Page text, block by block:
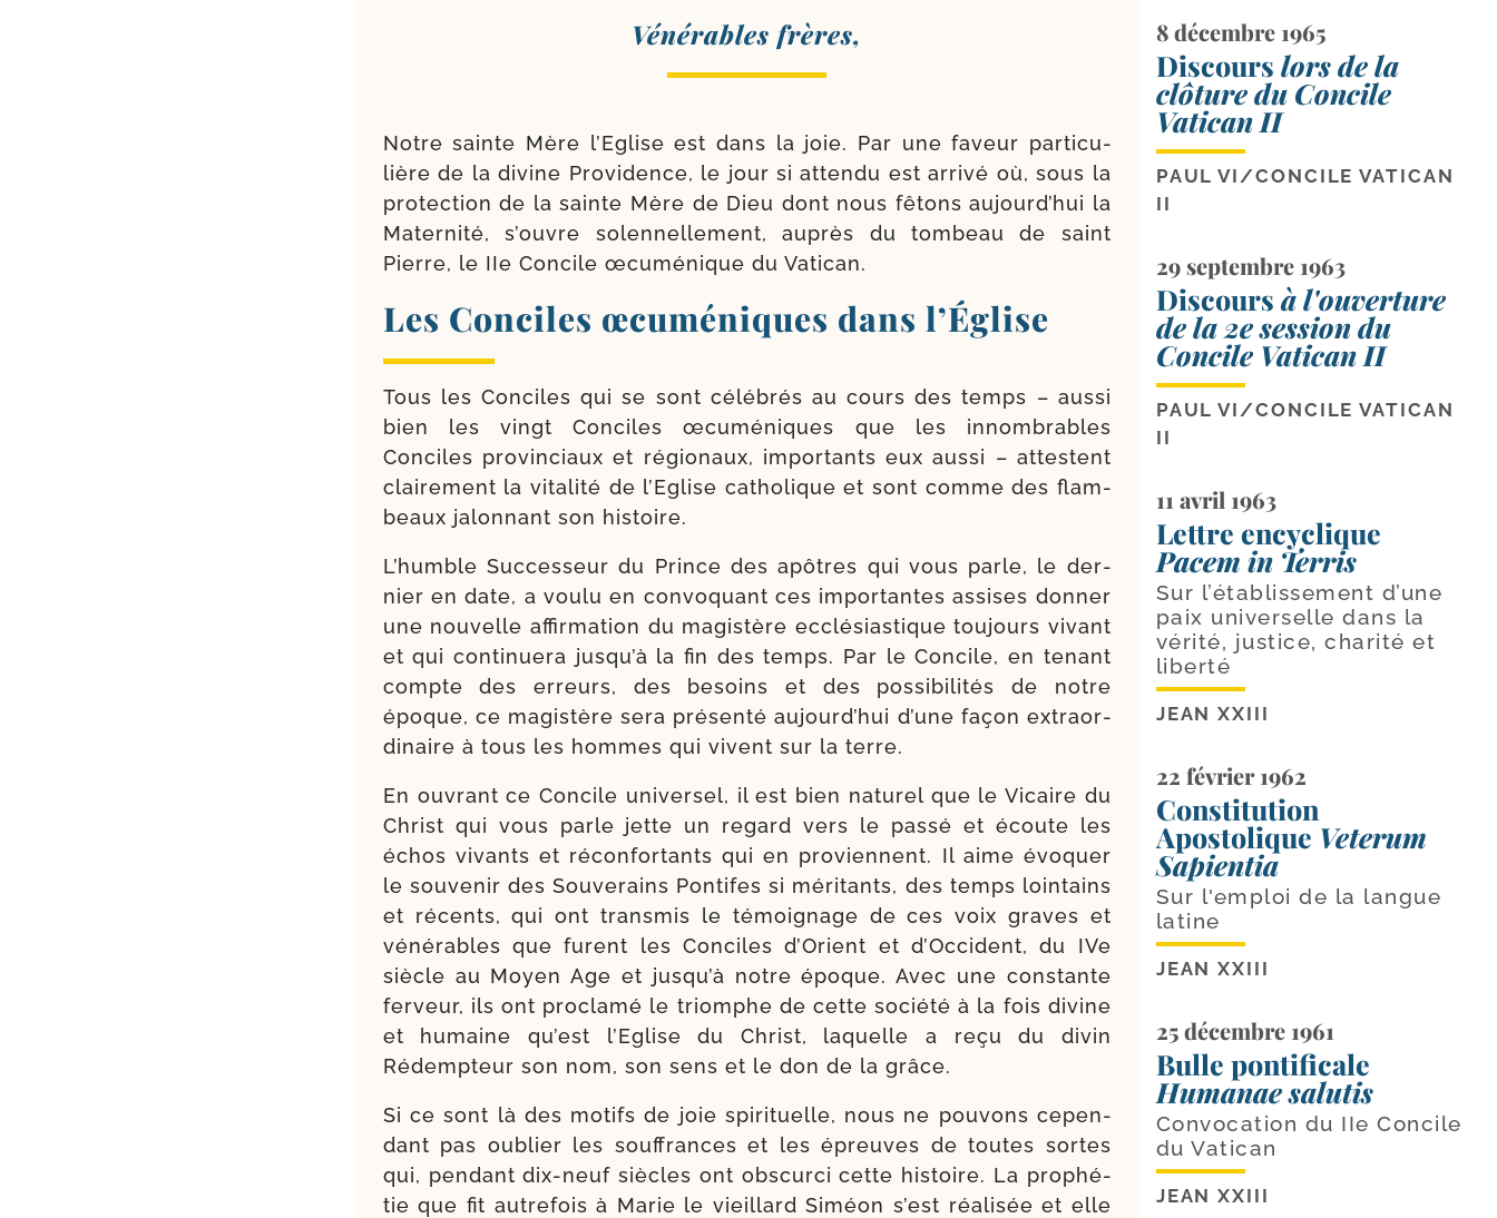
Vénérables frères,
Notre sainte Mère l’Eglise est dans la joie. Par une faveur par­ti­cu­
lière de la divine Providence, le jour si atten­du est arri­vé où, sous la
pro­tec­tion de la sainte Mère de Dieu dont nous fêtons aujourd’­hui la
Maternité, s’ouvre solen­nel­le­ment, auprès du tom­beau de saint
Pierre, le IIe Concile œcu­mé­nique du Vatican.
Les Conciles œcuméniques dans l’Église
Tous les Conciles qui se sont célé­brés au cours des temps – aus­si
bien les vingt Conciles œcu­mé­niques que les innom­brables
Conciles pro­vin­ciaux et régio­naux, impor­tants eux aus­si – attestent
clai­re­ment la vita­li­té de l’Eglise catho­lique et sont comme des flam­
beaux jalon­nant son histoire.
L’humble Successeur du Prince des apôtres qui vous parle, le der­
nier en date, a vou­lu en convo­quant ces impor­tantes assises don­ner
une nou­velle affir­ma­tion du magis­tère ecclé­sias­tique tou­jours vivant
et qui conti­nue­ra jus­qu’à la fin des temps. Par le Concile, en tenant
compte des erreurs, des besoins et des pos­si­bi­li­tés de notre
époque, ce magis­tère sera pré­sen­té aujourd’­hui d’une façon extra­or­
di­naire à tous les hommes qui vivent sur la terre.
En ouvrant ce Concile uni­ver­sel, il est bien natu­rel que le Vicaire du
Christ qui vous parle jette un regard vers le pas­sé et écoute les
échos vivants et récon­for­tants qui en pro­viennent. Il aime évo­quer
le sou­ve­nir des Souverains Pontifes si méri­tants, des temps loin­tains
et récents, qui ont trans­mis le témoi­gnage de ces voix graves et
véné­rables que furent les Conciles d’Orient et d’Occident, du IVe
siècle au Moyen Age et jus­qu’à notre époque. Avec une constante
fer­veur, ils ont pro­cla­mé le triomphe de cette socié­té à la fois divine
et humaine qu’est l’Eglise du Christ, laquelle a reçu du divin
Rédempteur son nom, son sens et le don de la grâce.
Si ce sont là des motifs de joie spi­ri­tuelle, nous ne pou­vons cepen­
dant pas oublier les souf­frances et les épreuves de toutes sortes
qui, pen­dant dix-​neuf siècles ont obs­cur­ci cette his­toire. La pro­phé­
tie que fit autre­fois à Marie le vieillard Siméon s’est réa­li­sée et elle
8 décembre 1965
Discours lors de la
clôture du Concile
Vatican II
PAUL VI /CONCILE VATICAN
II
29 septembre 1963
Discours à l'ouverture
de la 2e session du
Concile Vatican II
PAUL VI /CONCILE VATICAN
II
11 avril 1963
Lettre encyclique
Pacem in Terris
Sur l’établissement d’une
paix universelle dans la
vérité, justice, charité et
liberté
JEAN XXIII
22 février 1962
Constitution
Apostolique Veterum
Sapientia
Sur l'emploi de la langue
latine
JEAN XXIII
25 décembre 1961
Bulle pontificale
Humanae salutis
Convocation du IIe Concile
du Vatican
JEAN XXIII